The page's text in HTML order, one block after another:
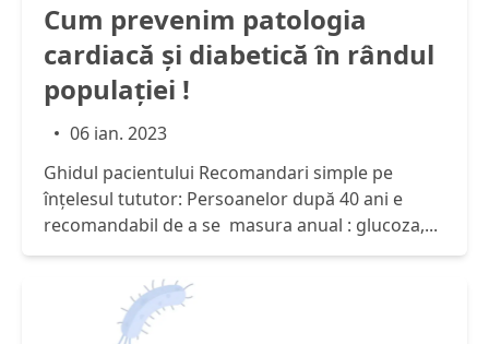
Cum prevenim patologia
cardiacă şi diabetică în rândul
populației !
06 ian. 2023
Ghidul pacientului Recomandari simple pe
înțelesul tututor: Persoanelor după 40 ani e
recomandabil de a se masura anual : glucoza,...